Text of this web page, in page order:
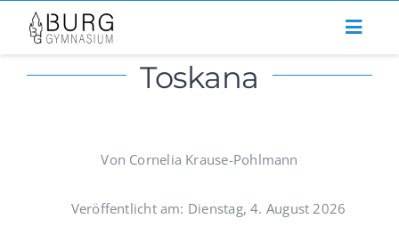
Zum
Inhalt
springen
Toskana
Von Cornelia Krause-Pohlmann
Veröffentlicht am: Dienstag, 4. August 2026